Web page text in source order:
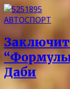
АВТОСПОРТ
Даби